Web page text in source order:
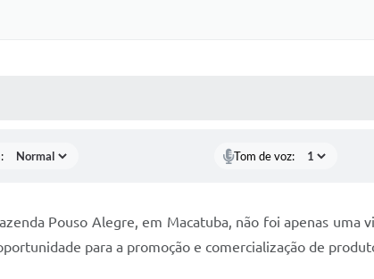
Tom de voz:
Pouso Alegre, em Macatuba, não foi apenas uma
para a promoção e comercialização de